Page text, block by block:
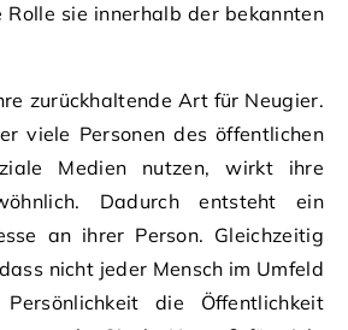
Rolle sie innerhalb der bekannten
zurückhaltende Art für Neugier.
viele Personen des öffentlichen
Medien nutzen, wirkt ihre
Dadurch entsteht ein
an ihrer Person. Gleichzeitig
nicht jeder Mensch im Umfeld
die Öffentlichkeit